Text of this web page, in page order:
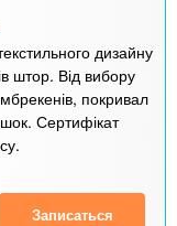
дизайну
штор. Від вибору
покривал
Сертифікат
Записаться